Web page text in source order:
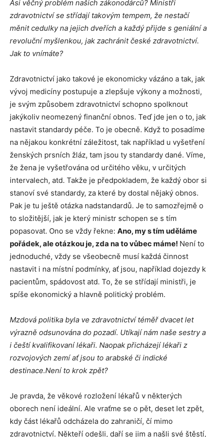
Asi věčný problém našich zákonodárců? Ministři
zdravotnictví se střídají takovým tempem, že nestačí
měnit cedulky na jejich dveřích a každý přijde s geniální a
revoluční myšlenkou, jak zachránit české zdravotnictví.
Jak to vnímáte?
Zdravotnictví jako takové je ekonomicky vázáno a tak, jak
vývoj medicíny postupuje a zlepšuje výkony a možnosti,
je svým způsobem zdravotnictví schopno spolknout
jakýkoliv neomezený finanční obnos. Teď jde jen o to, jak
nastavit standardy péče. To je obecně. Když to posadíme
na nějakou konkrétní záležitost, tak například u vyšetření
ženských prsních žláz, tam jsou ty standardy dané. Víme,
že žena je vyšetřována od určitého věku, v určitých
intervalech, atd. Takže je předpokladem, že každý obor si
stanoví své standardy, za které by dostal nějaký obnos.
Pak je tu ještě otázka nadstandardů. Je to samozřejmě o
to složitější, jak je který ministr schopen se s tím
popasovat. Ono se vždy řekne:  Ano, my s tím uděláme
pořádek, ale otázkou je, zda na to vůbec máme! Není to
jednoduché, vždy se všeobecně musí každá činnost
nastavit i na místní podmínky, ať jsou, například dojezdy k
pacientům, spádovost atd. To, že se střídají ministři, je
spíše ekonomický a hlavně politický problém.
Mzdová politika byla ve zdravotnictví téměř dvacet let
výrazně odsunována do pozadí. Utíkají nám naše sestry a
i čeští kvalifikovaní lékaři. Naopak přicházejí lékaři z
rozvojových zemí ať jsou to arabské či indické
destinace.Není to krok zpět?
Je pravda, že věkové rozložení lékařů v některých
oborech není ideální. Ale vraťme se o pět, deset let zpět,
kdy část lékařů odcházela do zahraničí, čí mimo
zdravotnictví. Někteří odešli, daří se jim a našli své štěstí,